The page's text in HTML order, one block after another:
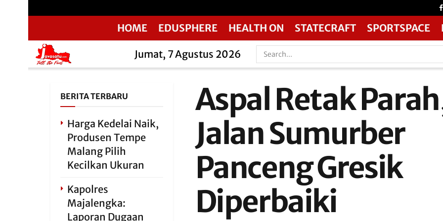
HOME EDUSPHERE HEALTH ON STATECRAFT SPORTSPACE
Jumat, 7 Agustus 2026
Aspal Retak
Jalan Sumurber
Panceng Gresik
Diperbaiki
BERITA TERBARU
Harga Kedelai Naik,
Produsen Tempe
Malang Pilih
Kecilkan Ukuran
Kapolres
Majalengka:
Laporan Dugaan